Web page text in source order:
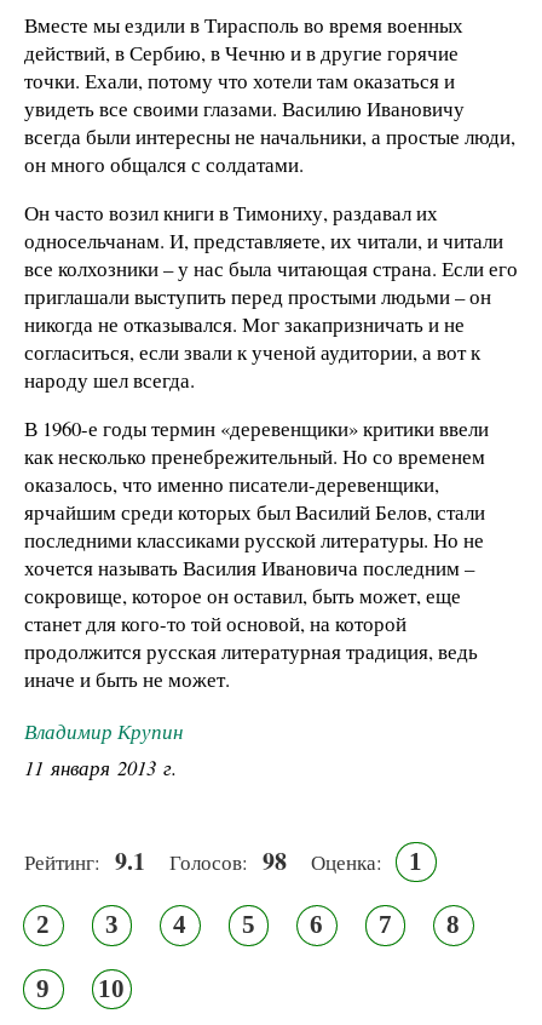
Вместе мы ездили в Тирасполь во время военных
действий, в Сербию, в Чечню и в другие горячие
точки. Ехали, потому что хотели там оказаться и
увидеть все своими глазами. Василию Ивановичу
всегда были интересны не начальники, а простые люди,
он много общался с солдатами.
Он часто возил книги в Тимониху, раздавал их
односельчанам. И, представляете, их читали, и читали
все колхозники – у нас была читающая страна. Если его
приглашали выступить перед простыми людьми – он
никогда не отказывался. Мог закапризничать и не
согласиться, если звали к ученой аудитории, а вот к
народу шел всегда.
В 1960-е годы термин «деревенщики» критики ввели
как несколько пренебрежительный. Но со временем
оказалось, что именно писатели-деревенщики,
ярчайшим среди которых был Василий Белов, стали
последними классиками русской литературы. Но не
хочется называть Василия Ивановича последним –
сокровище, которое он оставил, быть может, еще
станет для кого-то той основой, на которой
продолжится русская литературная традиция, ведь
иначе и быть не может.
Владимир Крупин
11 января 2013 г.
Рейтинг: 9.1 Голосов: 98 Оценка: 1
2 3 4 5 6 7 8
9 10